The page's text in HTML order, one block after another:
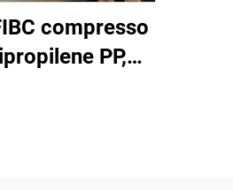
compresso
PP,